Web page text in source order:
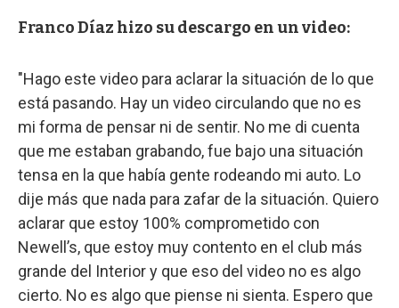
Franco Díaz hizo su descargo en un video:
"Hago este video para aclarar la situación de lo que
está pasando. Hay un video circulando que no es
mi forma de pensar ni de sentir. No me di cuenta
que me estaban grabando, fue bajo una situación
tensa en la que había gente rodeando mi auto. Lo
dije más que nada para zafar de la situación. Quiero
aclarar que estoy 100% comprometido con
Newell’s, que estoy muy contento en el club más
grande del Interior y que eso del video no es algo
cierto. No es algo que piense ni sienta. Espero que